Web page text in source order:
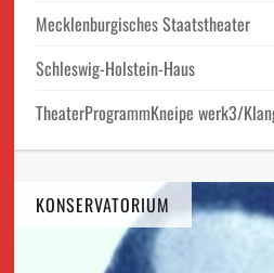
Mecklenburgisches Staatstheater
Schleswig-Holstein-Haus
TheaterProgrammKneipe werk3/
KONSERVATORIUM